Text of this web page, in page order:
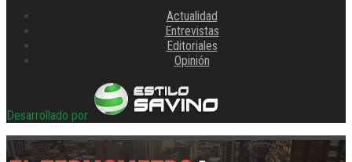
Actualidad
Entrevistas
Editoriales
Opinión
Desarrollado por